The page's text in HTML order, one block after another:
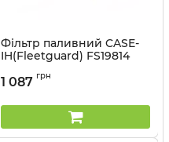
Фільтр паливний CASE-
IH(Fleetguard) FS19814
1 087 грн